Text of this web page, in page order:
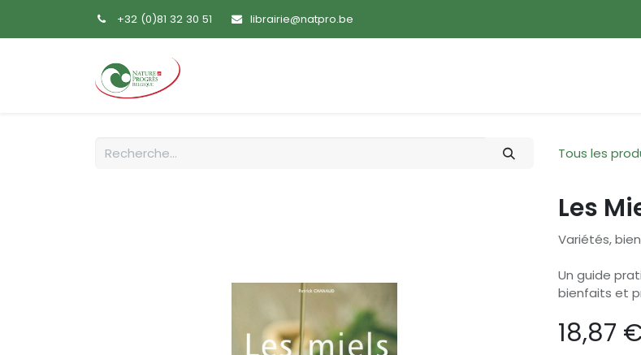
+32 (0)81 32 30 51 librairie@natpro.be
Tous les
Les
Variétés,
Un guide
bienfaits et
18,87